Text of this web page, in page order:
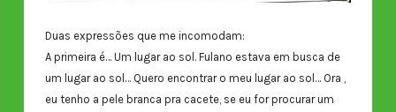
Duas expressões que me incomodam:
A primeira é… Um lugar ao sol. Fulano estava em busca de
um lugar ao sol… Quero encontrar o meu lugar ao sol… Ora ,
eu tenho a pele branca pra cacete, se eu for procurar um